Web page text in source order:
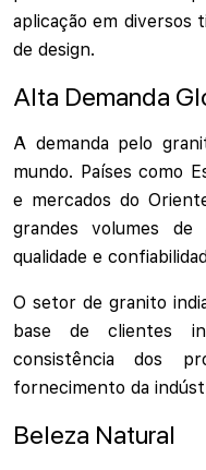
aplicação em diversos
de design.
Alta Demanda
A demanda pelo
mundo. Países como
e mercados do
grandes volumes
qualidade e
O setor de granito
base de clientes
consistência dos
fornecimento da
Beleza Natural